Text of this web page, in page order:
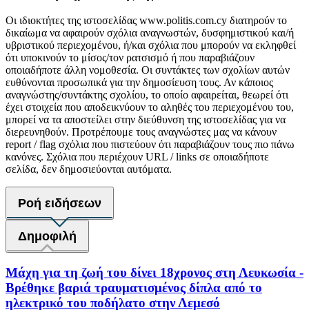
Οι ιδιοκτήτες της ιστοσελίδας www.politis.com.cy διατηρούν το
δικαίωμα να αφαιρούν σχόλια αναγνωστών, δυσφημιστικού και/ή
υβριστικού περιεχομένου, ή/και σχόλια που μπορούν να εκληφθεί
ότι υποκινούν το μίσος/τον ρατσισμό ή που παραβιάζουν
οποιαδήποτε άλλη νομοθεσία. Οι συντάκτες των σχολίων αυτών
ευθύνονται προσωπικά για την δημοσίευση τους. Αν κάποιος
αναγνώστης/συντάκτης σχολίου, το οποίο αφαιρείται, θεωρεί ότι
έχει στοιχεία που αποδεικνύουν το αληθές του περιεχομένου του,
μπορεί να τα αποστείλει στην διεύθυνση της ιστοσελίδας για να
διερευνηθούν. Προτρέπουμε τους αναγνώστες μας να κάνουν
report / flag σχόλια που πιστεύουν ότι παραβιάζουν τους πιο πάνω
κανόνες. Σχόλια που περιέχουν URL / links σε οποιαδήποτε
σελίδα, δεν δημοσιεύονται αυτόματα.
Ροή ειδήσεων
Δημοφιλή
Μάχη για τη ζωή του δίνει 18χρονος στη Λευκωσία -
Βρέθηκε βαριά τραυματισμένος δίπλα από το
ηλεκτρικό του ποδήλατο στην Λεμεσό